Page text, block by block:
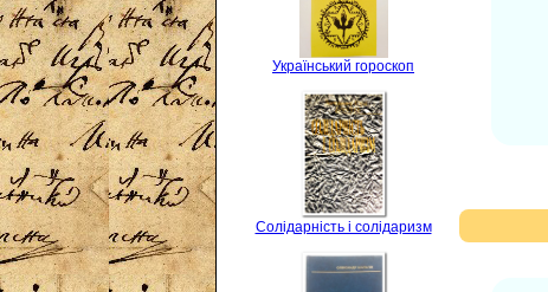
Український гороскоп
Солідарність і солідаризм